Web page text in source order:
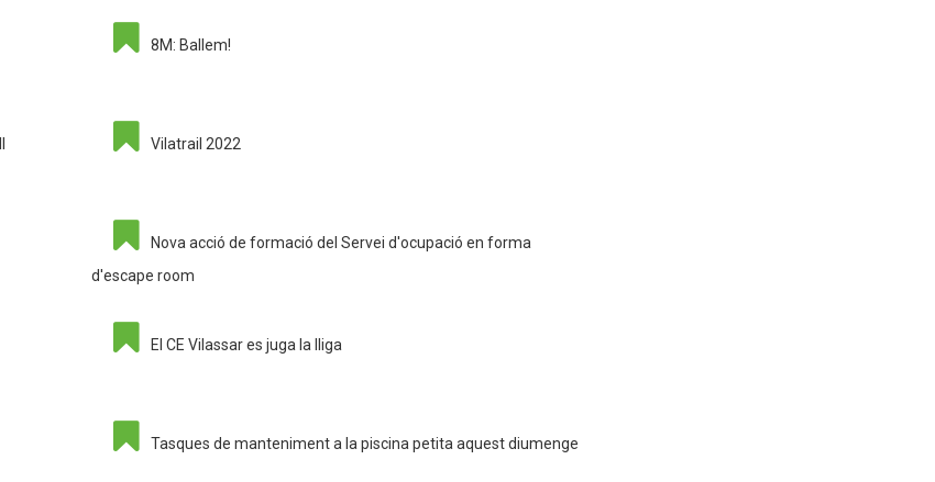
8M: Ballem!
Vilatrail 2022
Nova acció de formació del Servei d'ocupació en forma
d'escape room
El CE Vilassar es juga la lliga
Tasques de manteniment a la piscina petita aquest diumenge